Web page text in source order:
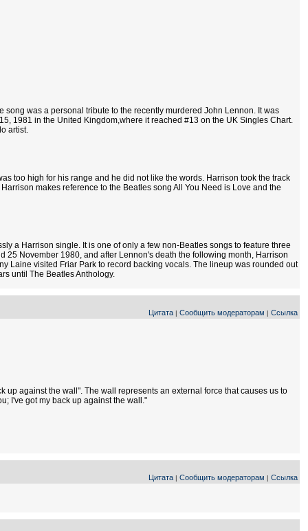
was a personal tribute to the recently murdered John Lennon. It was
1981 in the United Kingdom,where it reached #13 on the UK Singles Chart.
artist.
too high for his range and he did not like the words. Harrison took the track
makes reference to the Beatles song All You Need is Love and the
a Harrison single. It is one of only a few non-Beatles songs to feature three
November 1980, and after Lennon's death the following month, Harrison
Laine visited Friar Park to record backing vocals. The lineup was rounded out
until The Beatles Anthology.
Цитата | Сообщить модераторам | Ссылка
against the wall". The wall represents an external force that causes us to
I've got my back up against the wall."
Цитата | Сообщить модераторам | Ссылка